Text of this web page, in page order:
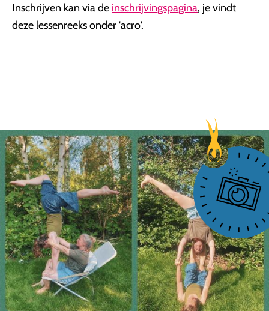
Inschrijven kan via de inschrijvingspagina, je vindt
deze lessenreeks onder 'acro'.